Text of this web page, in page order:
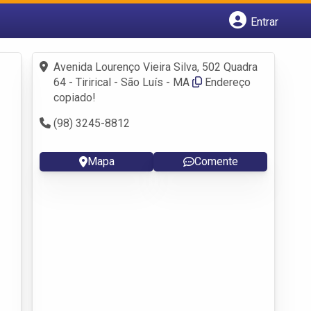
Entrar
Fazer login
Criar conta
Avenida Lourenço Vieira Silva, 502 Quadra
64 - Tirirical - São Luís - MA
Endereço
copiado!
(98) 3245-8812
Mapa Comente